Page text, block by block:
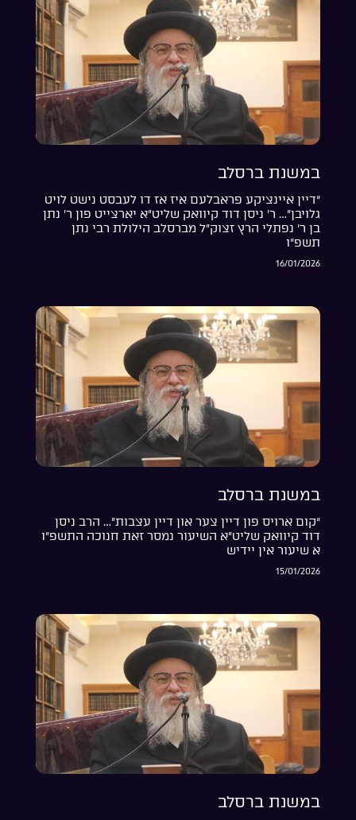
במשנת ברסלב
“דיין איינציקע פראבלעם איז אז דו לעבסט נישט לויט
גלויבן”… ר’ ניסן דוד קיוואק שליט”א יארצייט פון ר’ נתן
בן ר’ נפתלי הרץ זצוק”ל מברסלב הילולת רבי נתן
תשפ”ו
16/01/2026
במשנת ברסלב
“קום ארויס פון דיין צער און דיין עצבות”… הרב ניסן
דוד קיוואק שליט”א השיעור נמסר זאת חנוכה התשפ”ו
א שיעור אין יידיש
15/01/2026
במשנת ברסלב